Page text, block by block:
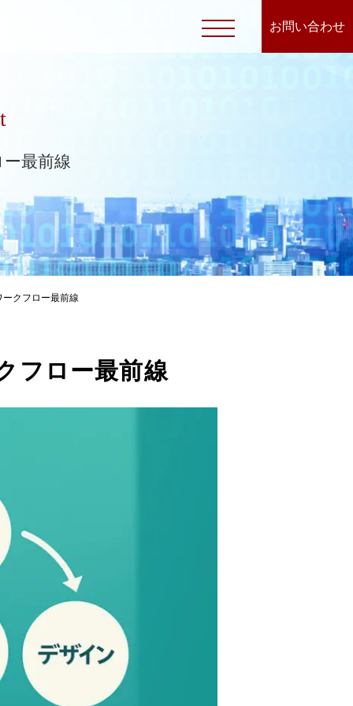
お問い合わせ
最前線
ークフロー最前線
フロー最前線